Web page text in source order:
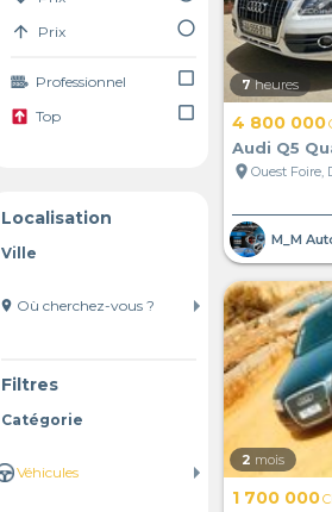
arrow_upward
Prix radio_button_unchecked
Professionnel check_box_outline_blank
Top check_box_outline_blank
Localisation
Ville
location_on
Filtres
Catégorie
7 heures
4 800 000
Audi Q5
location_on Ouest Foire,
M_M
2 mois
1 700 000